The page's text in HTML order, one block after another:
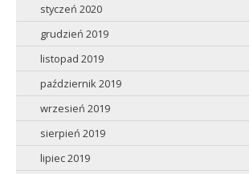
styczeń 2020
grudzień 2019
listopad 2019
październik 2019
wrzesień 2019
sierpień 2019
lipiec 2019